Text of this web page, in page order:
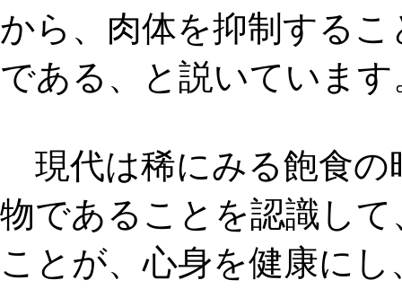
から、肉体を抑制する
である、と説いています
現代は稀にみる飽食の
物であることを認識し
ことが、心身を健康に